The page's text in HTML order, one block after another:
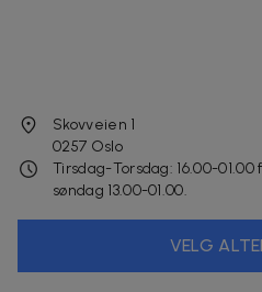
Skovveien 1
0257 Oslo
Tirsdag-Torsdag: 16.00-
søndag 13.00-01.00.
VELG